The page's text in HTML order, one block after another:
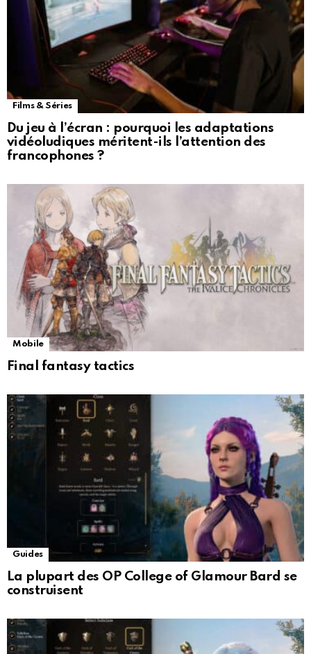
Films & Séries
Du jeu à l’écran : pourquoi les adaptations
vidéoludiques méritent-ils l’attention des
francophones ?
Mobile
Final fantasy tactics
Guides
La plupart des OP College of Glamour Bard se
construisent